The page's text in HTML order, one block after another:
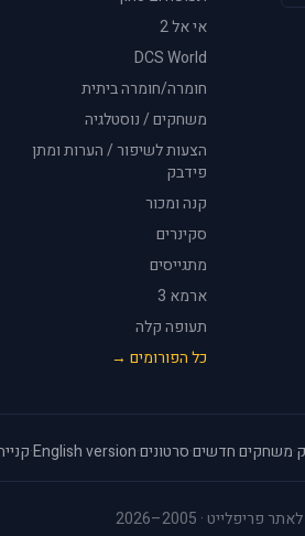
אי אל 2
DCS World
חומרה/חומרה ביתית
משחקים / נוסטלגיה
הצעות לשיפור / הערות ומתן
פידבק
קנה ומכור
סקינרים
מתגייסים
ארמא 3
תעופה קלה
כל הפורומים →
·משחקים חדשים·סרטונים·
English version
·
· 2005–2026